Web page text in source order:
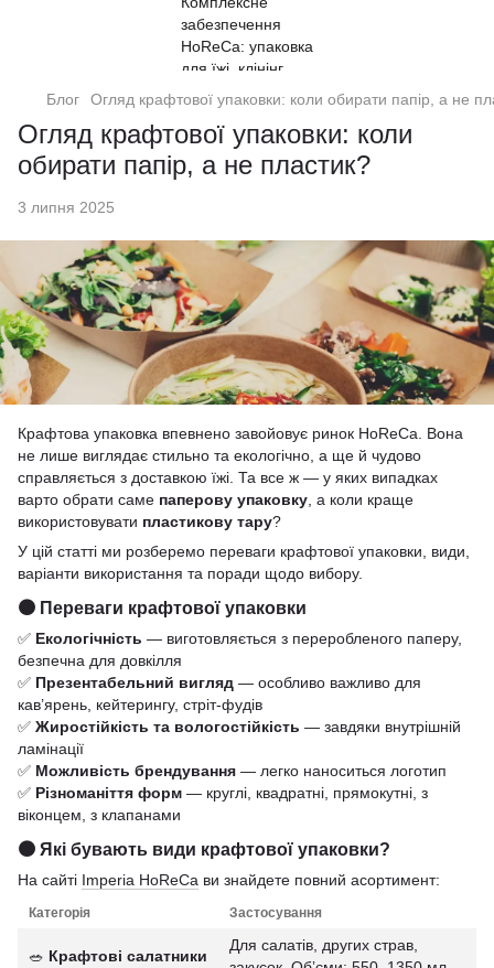
Блог Огляд крафтової упаковки: коли обирати папір, а не
Огляд крафтової упаковки: коли
обирати папір, а не пластик?
3 липня 2025
Крафтова упаковка впевнено завойовує ринок HoReCa. Вона
не лише виглядає стильно та екологічно, а ще й чудово
справляється з доставкою їжі. Та все ж — у яких випадках
варто обрати саме паперову упаковку, а коли краще
використовувати пластикову тару?
У цій статті ми розберемо переваги крафтової упаковки, види,
варіанти використання та поради щодо вибору.
🟤 Переваги крафтової упаковки
✅ Екологічність — виготовляється з переробленого паперу,
безпечна для довкілля
✅ Презентабельний вигляд — особливо важливо для
кав’ярень, кейтерингу, стріт-фудів
✅ Жиростійкість та вологостійкість — завдяки внутрішній
ламінації
✅ Можливість брендування — легко наноситься логотип
✅ Різноманіття форм — круглі, квадратні, прямокутні, з
віконцем, з клапанами
🟤 Які бувають види крафтової упаковки?
На сайті Imperia HoReCa ви знайдете повний асортимент:
Категорія Застосування
🥗 Крафтові салатники
Для салатів, других страв,